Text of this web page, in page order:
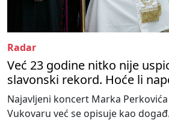
Radar
Već 23 godine nitko nije
slavonski rekord. Hoće li
Najavljeni koncert Marka
Vukovaru već se opisuje kao